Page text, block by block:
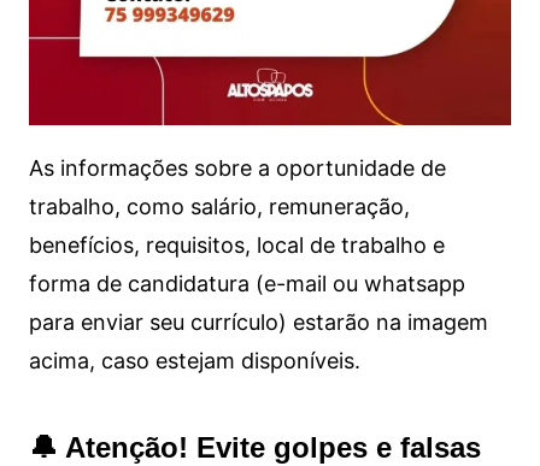
As informações sobre a oportunidade de
trabalho, como salário, remuneração,
benefícios, requisitos, local de trabalho e
forma de candidatura (e-mail ou whatsapp
para enviar seu currículo) estarão na imagem
acima, caso estejam disponíveis.
🔔 Atenção! Evite golpes e falsas